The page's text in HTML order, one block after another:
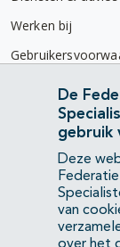
Werken bij
Privacyverklaring
Contact
Mercatorlaan
3528 BL Utrecht
(088) 505 34
De
gebruik
Deze
van